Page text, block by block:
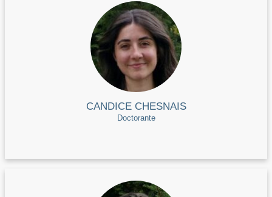
CANDICE CHESNAIS
Doctorante